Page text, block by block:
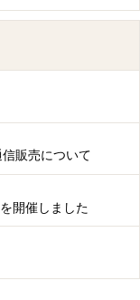
販売について
開催しました